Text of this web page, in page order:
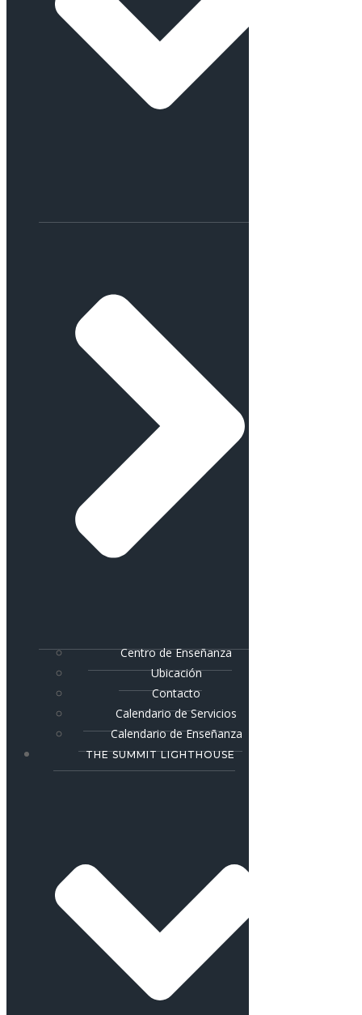
Centro de Enseñanza
Ubicación
Contacto
Calendario de Servicios
Calendario de Enseñanza
THE SUMMIT LIGHTHOUSE